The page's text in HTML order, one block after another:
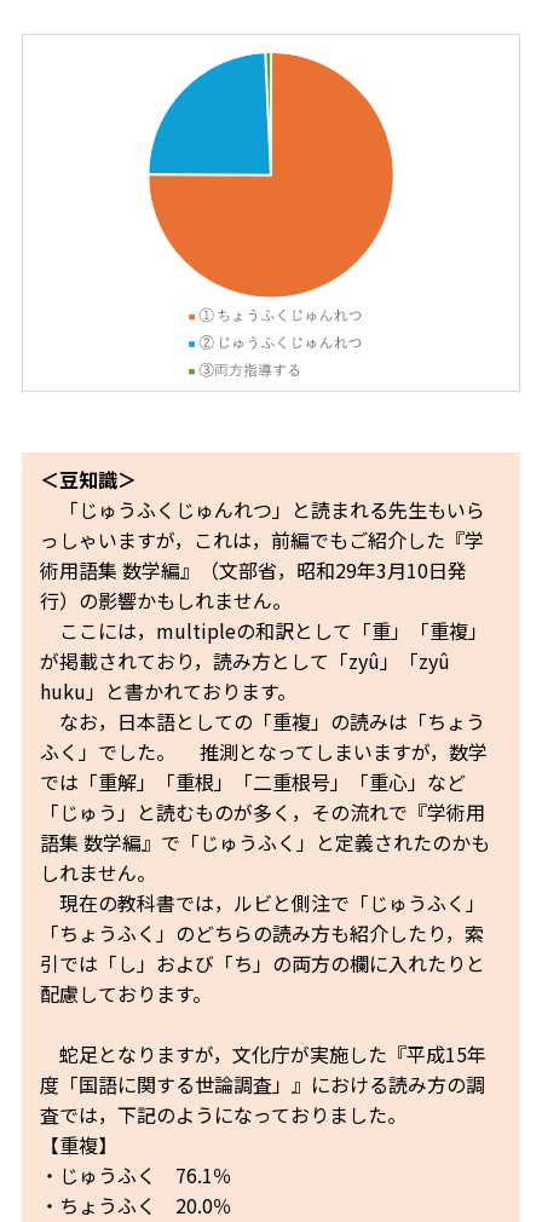
＜豆知識＞
「じゅうふくじゅんれつ」と読まれる先生もいら
っしゃいますが，これは，前編でもご紹介した『学
術用語集 数学編』（文部省，昭和29年3月10日発
行）の影響かもしれません。
ここには，multipleの和訳として「重」「重複」
が掲載されており，読み方として「zyû」「zyû
huku」と書かれております。
なお，日本語としての「重複」の読みは「ちょう
ふく」でした。 推測となってしまいますが，数学
では「重解」「重根」「二重根号」「重心」など
「じゅう」と読むものが多く，その流れで『学術用
語集 数学編』で「じゅうふく」と定義されたのかも
しれません。
現在の教科書では，ルビと側注で「じゅうふく」
「ちょうふく」のどちらの読み方も紹介したり，索
引では「し」および「ち」の両方の欄に入れたりと
配慮しております。
蛇足となりますが，文化庁が実施した『平成15年
度「国語に関する世論調査」』における読み方の調
査では，下記のようになっておりました。
【重複】
・じゅうふく 76.1％
・ちょうふく 20.0％